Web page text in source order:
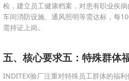
检，建立员工健康档案，对患有职业疾
车间消防设施、通风照明等需达标，每
需持证上岗。
五、核心要求五：特殊群体
INDITEX验厂注重对特殊员工群体的福